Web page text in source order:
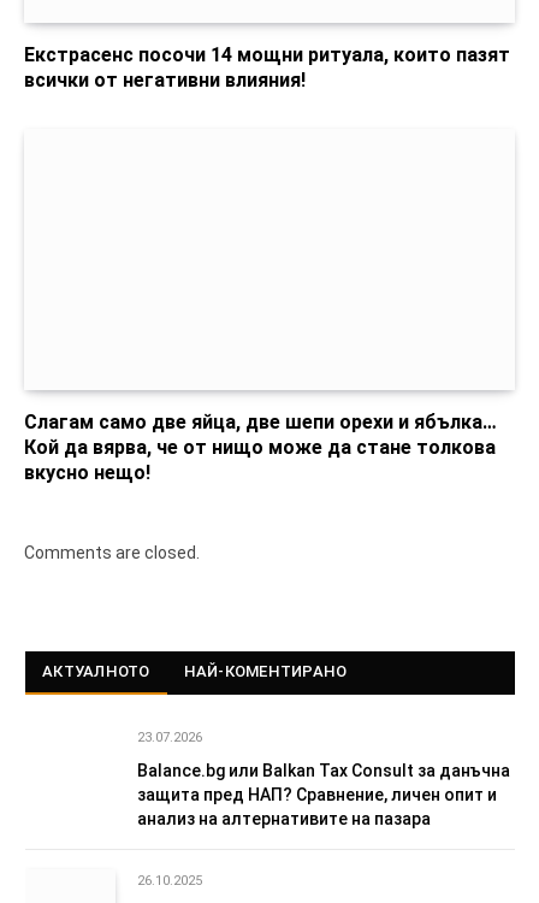
Екстрасенс посочи 14 мощни ритуала, които пазят
всички от негативни влияния!
Слагам само две яйца, две шепи орехи и ябълка…
Кой да вярва, че от нищо може да стане толкова
вкусно нещо!
Comments are closed.
АКТУАЛНОТО НАЙ-КОМЕНТИРАНО
23.07.2026
Balance.bg или Balkan Tax Consult за данъчна
защита пред НАП? Сравнение, личен опит и
анализ на алтернативите на пазара
26.10.2025